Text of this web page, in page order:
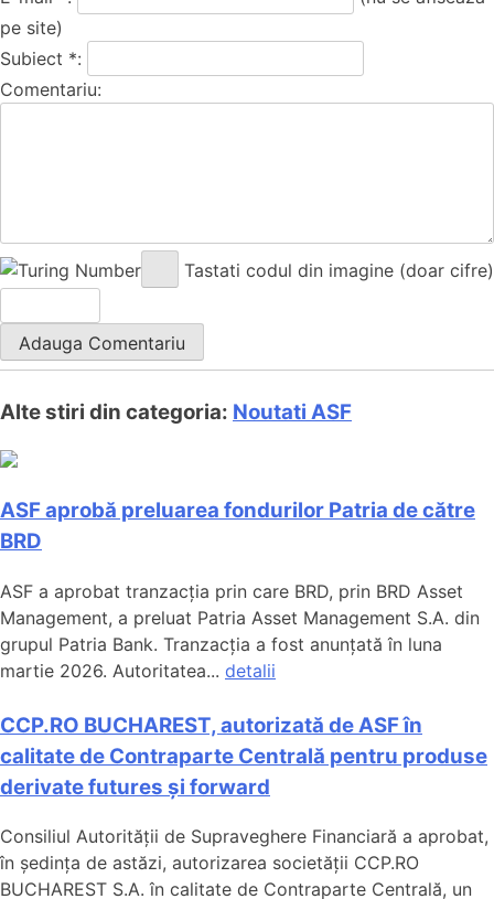
pe site)
Subiect *:
Comentariu:
Tastati codul din imagine (doar cifre)
Alte stiri din categoria: Noutati ASF
ASF aprobă preluarea fondurilor Patria de către
BRD
ASF a aprobat tranzacția prin care BRD, prin BRD Asset
Management, a preluat Patria Asset Management S.A. din
grupul Patria Bank. Tranzacția a fost anunțată în luna
martie 2026. Autoritatea... detalii
CCP.RO BUCHAREST, autorizată de ASF în
calitate de Contraparte Centrală pentru produse
derivate futures și forward
Consiliul Autorității de Supraveghere Financiară a aprobat,
în ședința de astăzi, autorizarea societății CCP.RO
BUCHAREST S.A. în calitate de Contraparte Centrală, un